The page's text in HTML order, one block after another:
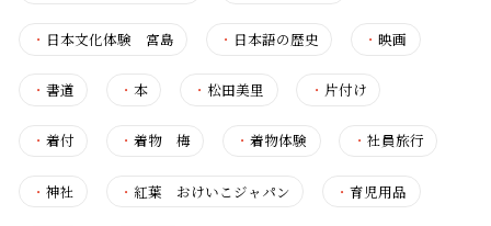
・ 日本文化体験 宮島 ・ 日本語の歴史 ・映画
・ 書道 ・本 ・ 松田美里 ・ 片付け
・ 着付 ・着物 梅 ・着物体験 ・ 社員旅行
・ 神社 ・紅葉 おけいこジャパン ・育児用品